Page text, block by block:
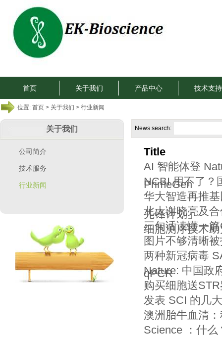
首页 关于我们 产品中心 技术支持
位置: 首页 > 关于我们 > 行业新闻
关于我们
公司简介
技术服务
行业新闻
News search:
Title
AI 智能体登
PrimeGen
NCBI 用不了？
华大智造再推
先锋计划」
北大谢晓亮及
细胞测序技术
三句话读懂一
图片不够清晰
两种新冠病毒
qPCR
Nature: 中国政
购买细胞送
发表 SCI 的几
澳洲胎牛血清
Science ：什